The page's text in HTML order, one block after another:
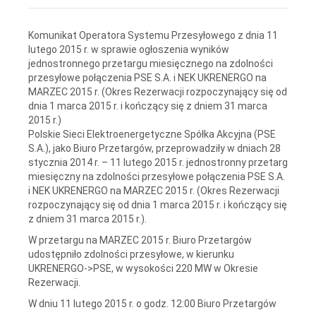
Komunikat Operatora Systemu Przesyłowego z dnia 11
lutego 2015 r. w sprawie ogłoszenia wyników
jednostronnego przetargu miesięcznego na zdolności
przesyłowe połączenia PSE S.A. i NEK UKRENERGO na
MARZEC 2015 r. (Okres Rezerwacji rozpoczynający się od
dnia 1 marca 2015 r. i kończący się z dniem 31 marca
2015 r.)
Polskie Sieci Elektroenergetyczne Spółka Akcyjna (PSE
S.A.), jako Biuro Przetargów, przeprowadziły w dniach 28
stycznia 2014 r. – 11 lutego 2015 r. jednostronny przetarg
miesięczny na zdolności przesyłowe połączenia PSE S.A.
i NEK UKRENERGO na MARZEC 2015 r. (Okres Rezerwacji
rozpoczynający się od dnia 1 marca 2015 r. i kończący się
z dniem 31 marca 2015 r.).
W przetargu na MARZEC 2015 r. Biuro Przetargów
udostępniło zdolności przesyłowe, w kierunku
UKRENERGO->PSE, w wysokości 220 MW w Okresie
Rezerwacji.
W dniu 11 lutego 2015 r. o godz. 12:00 Biuro Przetargów